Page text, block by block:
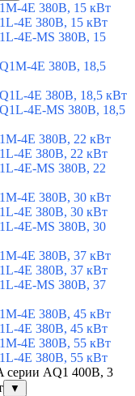
4E 380В, 15 кВт
4E 380В, 15 кВт
4E-MS 380В, 15
4E 380В, 18,5
4E 380В, 18,5 кВт
4E-MS 380В, 18,5
4E 380В, 22 кВт
4E 380В, 22 кВт
4E-MS 380В, 22
4E 380В, 30 кВт
4E 380В, 30 кВт
4E-MS 380В, 30
4E 380В, 37 кВт
4E 380В, 37 кВт
4E-MS 380В, 37
4E 380В, 45 кВт
4E 380В, 45 кВт
4E 380В, 55 кВт
4E 380В, 55 кВт
AQ1 400В, 3
▼